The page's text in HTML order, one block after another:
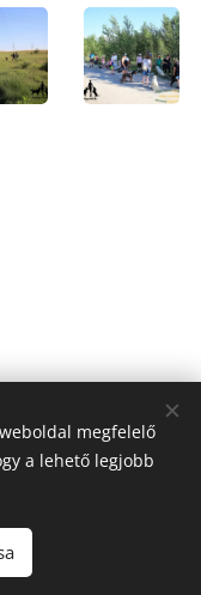
megfelelő
a lehető legjobb